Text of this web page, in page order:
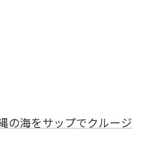
の海をサップでクルージ